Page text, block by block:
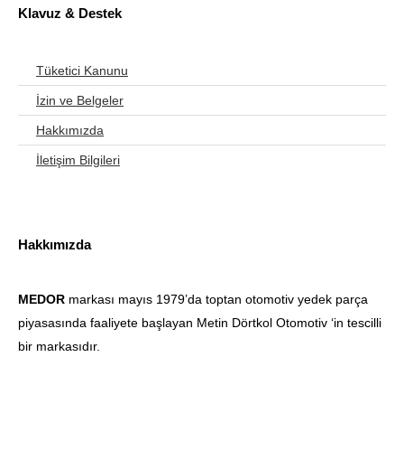
Klavuz & Destek
Tüketici Kanunu
İzin ve Belgeler
Hakkımızda
İletişim Bilgileri
Hakkımızda
MEDOR markası mayıs 1979’da toptan otomotiv yedek parça
piyasasında faaliyete başlayan Metin Dörtkol Otomotiv ‘in tescilli
bir markasıdır.